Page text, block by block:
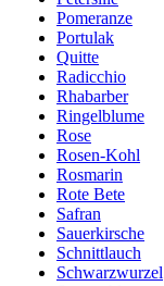
Pomeranze
Portulak
Quitte
Radicchio
Rhabarber
Ringelblume
Rose
Rosen-Kohl
Rosmarin
Rote Bete
Safran
Sauerkirsche
Schnittlauch
Schwarzwurzel